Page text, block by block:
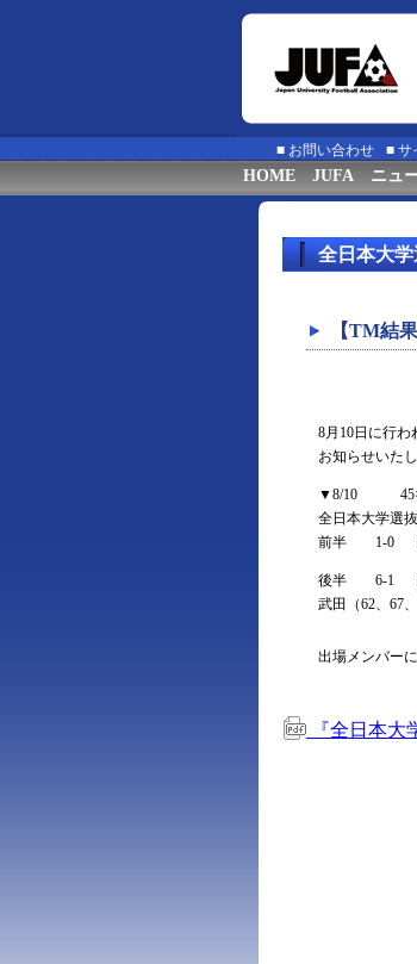
■ お問い合わせ ■ サ
HOME JUFA ニュ
全日本大
【TM結
8月10日に行
お知らせいたし
▼8/10
全日本大学選
前半 1-0 【
後半 6-1 【得
武田（62、67
出場メンバー
『全日本